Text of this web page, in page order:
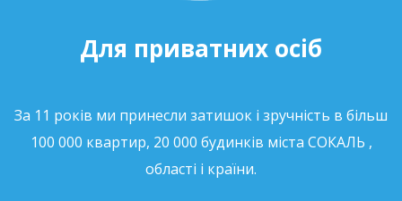
Для приватних осіб
За 11 років ми принесли затишок і зручність в більш
100 000 квартир, 20 000 будинків міста СОКАЛЬ ,
області і країни.